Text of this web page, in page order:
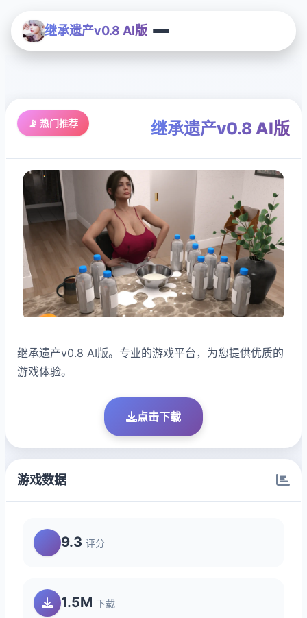
继承遗产v0.8 AI版
📡 热门推荐 继承遗产v0.8 AI版
继承遗产v0.8 AI版。专业的游戏平台，为您提供优质的
游戏体验。
点击下载
游戏数据
9.3 评分
1.5M 下载